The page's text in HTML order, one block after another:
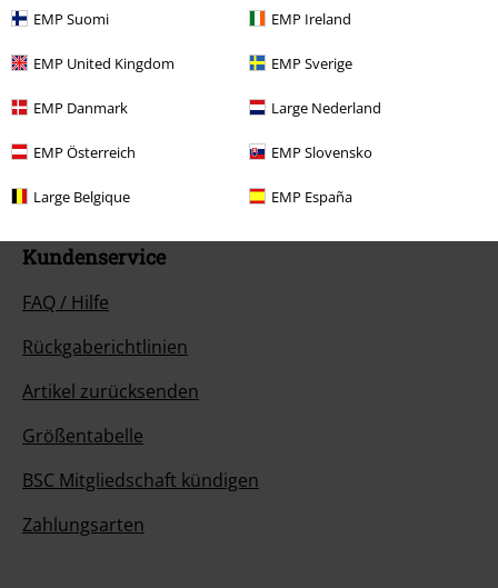
EMP Suomi EMP Ireland
EMP United Kingdom EMP Sverige
EMP Danmark Large Nederland
EMP Österreich EMP Slovensko
Large Belgique EMP España
Unser Kundenservice ist für dich da
14:00 Uhr.Mehr Infos
Chat starten
Kundenservice
FAQ / Hilfe
Rückgaberichtlinien
Artikel zurücksenden
Größentabelle
BSC Mitgliedschaft kündigen
Zahlungsarten